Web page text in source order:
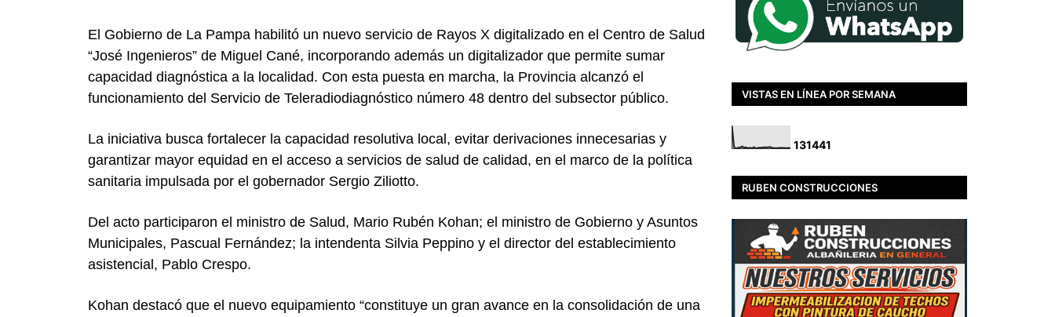
El Gobierno de La Pampa habilitó un nuevo servicio de Rayos X digitalizado en el Centro de Salud
“José Ingenieros” de Miguel Cané, incorporando además un digitalizador que permite sumar
capacidad diagnóstica a la localidad. Con esta puesta en marcha, la Provincia alcanzó el
funcionamiento del Servicio de Teleradiodiagnóstico número 48 dentro del subsector público.
La iniciativa busca fortalecer la capacidad resolutiva local, evitar derivaciones innecesarias y
garantizar mayor equidad en el acceso a servicios de salud de calidad, en el marco de la política
sanitaria impulsada por el gobernador Sergio Ziliotto.
Del acto participaron el ministro de Salud, Mario Rubén Kohan; el ministro de Gobierno y Asuntos
Municipales, Pascual Fernández; la intendenta Silvia Peppino y el director del establecimiento
asistencial, Pablo Crespo.
Kohan destacó que el nuevo equipamiento “constituye un gran avance en la consolidación de una
VISTAS EN LÍNEA POR SEMANA
131441
RUBEN CONSTRUCCIONES